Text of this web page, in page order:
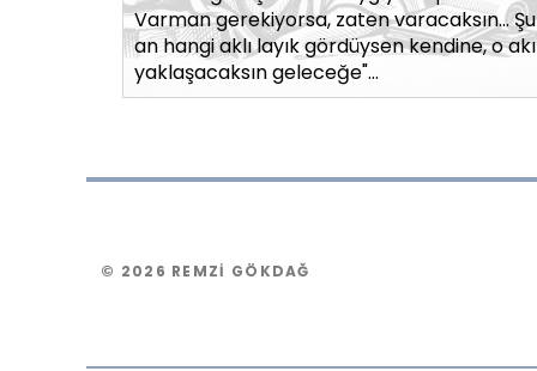
Varman gerekiyorsa, zaten varacaksın… Şu
an hangi aklı layık gördüysen kendine, o
yaklaşacaksın geleceğe"…
© 2026 REMZI GÖKDAĞ